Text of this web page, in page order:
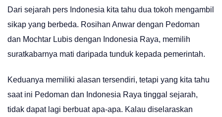
Dari sejarah pers Indonesia kita tahu dua tokoh mengambil
sikap yang berbeda. Rosihan Anwar dengan Pedoman
dan Mochtar Lubis dengan Indonesia Raya, memilih
suratkabarnya mati daripada tunduk kepada pemerintah.
Keduanya memiliki alasan tersendiri, tetapi yang kita tahu
saat ini Pedoman dan Indonesia Raya tinggal sejarah,
tidak dapat lagi berbuat apa-apa. Kalau diselaraskan